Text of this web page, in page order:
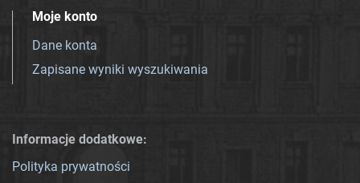
Moje konto
Dane konta
Zapisane wyniki wyszukiwania
Informacje dodatkowe:
Polityka prywatności